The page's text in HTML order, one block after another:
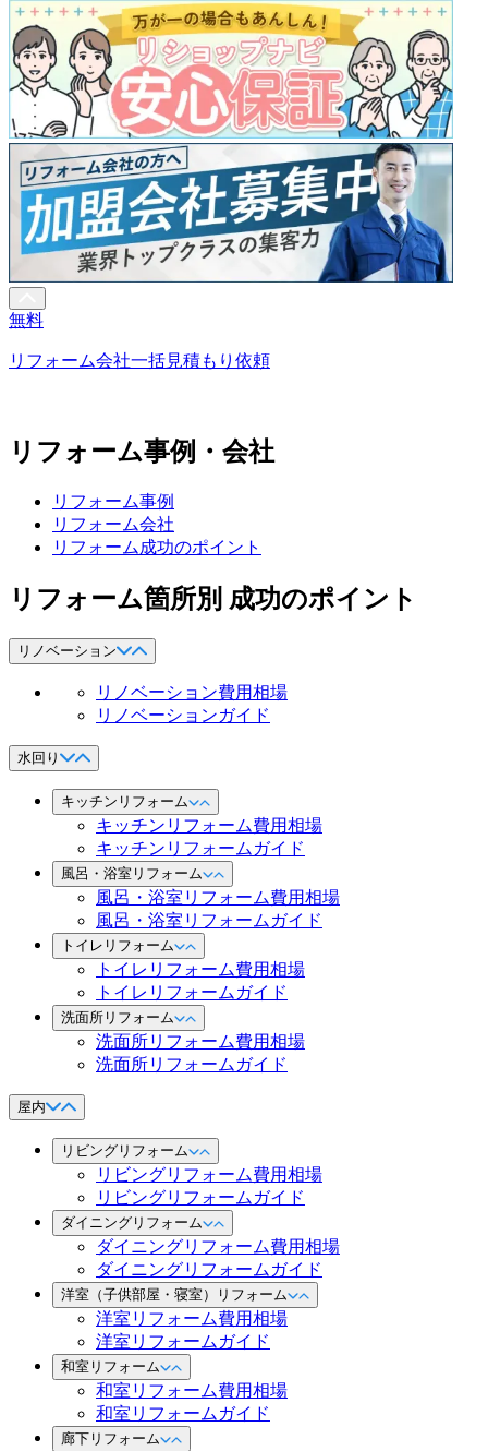
無料
リフォーム会社一括見積もり依頼
リフォーム事例・会社
リフォーム事例
リフォーム会社
リフォーム成功のポイント
リフォーム箇所別 成功のポイント
リノベーション
リノベーション費用相場
リノベーションガイド
水回り
キッチンリフォーム
キッチンリフォーム費用相場
キッチンリフォームガイド
風呂・浴室リフォーム
風呂・浴室リフォーム費用相場
風呂・浴室リフォームガイド
トイレリフォーム
トイレリフォーム費用相場
トイレリフォームガイド
洗面所リフォーム
洗面所リフォーム費用相場
洗面所リフォームガイド
屋内
リビングリフォーム
リビングリフォーム費用相場
リビングリフォームガイド
ダイニングリフォーム
ダイニングリフォーム費用相場
ダイニングリフォームガイド
洋室（子供部屋・寝室）リフォーム
洋室リフォーム費用相場
洋室リフォームガイド
和室リフォーム
和室リフォーム費用相場
和室リフォームガイド
廊下リフォーム